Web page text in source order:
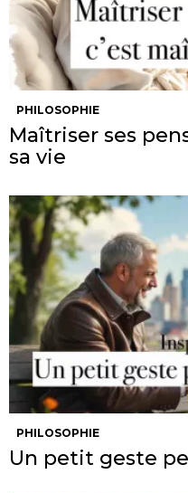
PHILOSOPHIE
Maîtriser ses
sa vie
PHILOSOPHIE
Un petit geste